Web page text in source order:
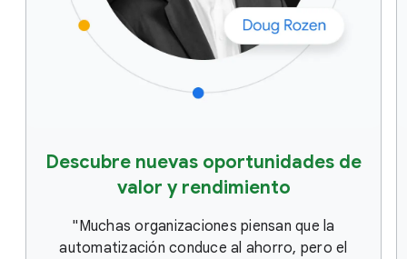
Descubre nuevas oportunidades de
valor y rendimiento
"Muchas organizaciones piensan que la
automatización conduce al ahorro, pero el